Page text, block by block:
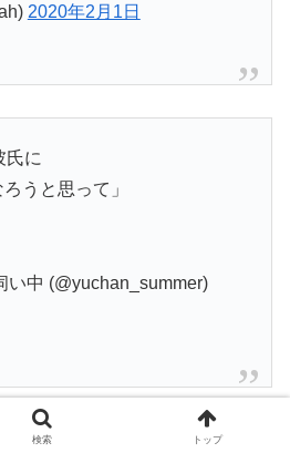
2020年2月1日
氏に
うと思って」
中 (@yuchan_summer)
検索 トップ